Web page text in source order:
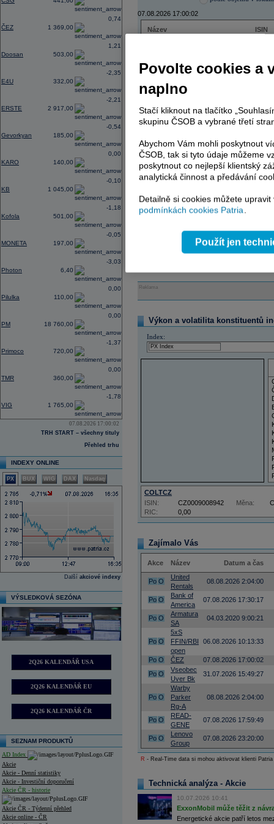
ČEZ 1 369,00
0,74
Doosan 503,00
1,21
E4U 332,00
-2,35
ERSTE 2 917,00
-2,21
Gevorkyan 185,00
-0,54
KARO 140,00
0,00
KB 1 045,00
-0,10
Kofola 501,00
-1,18
MONETA 197,00
-0,05
Photon 6,40
-3,03
Pilulka 110,00
0,00
PM 18 760,00
0,00
Primoco 720,00
-1,37
TMR 360,00
0,00
VIG 1 765,00
-1,78
07.08.2026 17:00:02
TRH START – všechny tituly
Přehled trhu
INDEXY ONLINE
PX BUX WIG DAX Nasdaq
Další akciové indexy
VÝSLEDKOVÁ SEZÓNA
2Q26 KALENDÁŘ USA
2Q26 KALENDÁŘ EU
2Q26 KALENDÁŘ ČR
SEZNAM PRODUKTŮ
AD Index
Akcie
Akcie - Denní statistiky
Akcie - Investiční doporučení
Akcie ČR - historie
Akcie ČR - Týdenní přehled
Akcie online - ČR
07.08.2026 17:00:02
Název
ISIN
ERSTE BANK
TMR
AD index - vývoj
Region
Reklama
Výkon a volatilita konstituentů
Index:
COLTCZ
RIC: 0,00
ISIN: CZ0009008942 Měna:
Zajímalo Vás
Akce Název Datum a čas
Po O
United
Rentals
08.08.2026 2:04:00
Po O
Bank of
America
07.08.2026 17:30:17
Po O
Armatura
SA
04.03.2020 9:00:21
Po O
5xS
FFIN/RBI
open
06.08.2026 10:13:33
Po O ČEZ
07.08.2026 17:00:02
Po O
Vseobec
Uver Bk
31.07.2026 15:49:27
Po O
Warby
Parker
Rg-A
08.08.2026 2:04:00
Po O
READ-
GENE
07.08.2026 17:59:49
Po O
Lenovo
Group
07.08.2026 23:20:00
R - Real-Time data si mohou aktivovat klienti
Technická analýza - Akcie
10.07.2026 10:41
ExxonMobil může těžit z
Energetické akcie patří letos
Povolte cookies a
naplno
Stačí kliknout na tlačítko
skupinu ČSOB a vybrané třetí
Abychom Vám mohli poskytnout
ČSOB, tak si tyto údaje můžeme
poskytnout co nejlepší klientský
analytická činnost a předávání
Detailně si cookies můžete
podmínkách cookies Patria.
Použít jen